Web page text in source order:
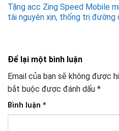
Tặng acc Zing Speed Mobile
tài nguyên xịn, thống trị đường
Để lại một bình luận
Email của bạn sẽ không được
bắt buộc được đánh dấu *
Bình luận *